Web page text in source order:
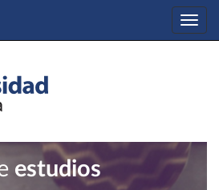
estudios